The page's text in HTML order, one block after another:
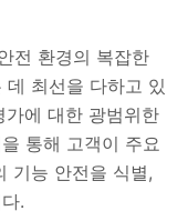
전 환경의 복잡한
최선을 다하고 있
에 대한 광범위한
통해 고객이 주요
기능 안전을 식별,
.